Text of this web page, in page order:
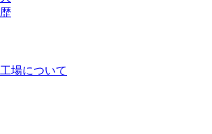
場について